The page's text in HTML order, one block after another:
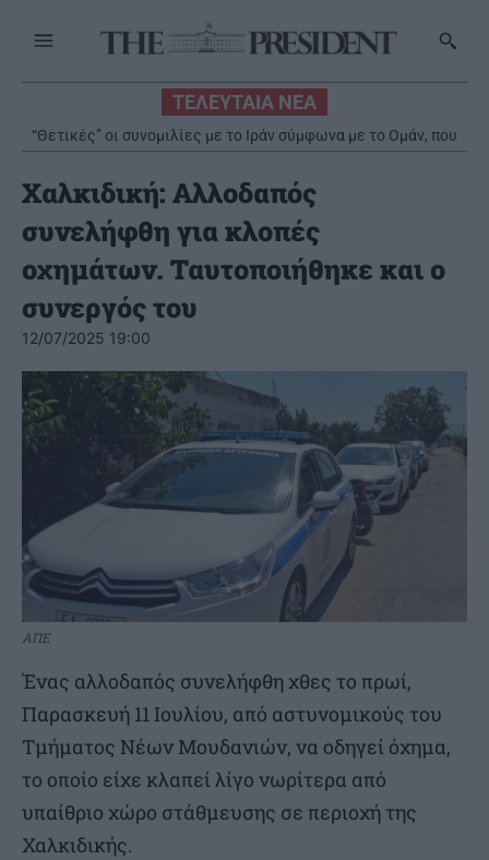
ΤΕΛΕΥΤΑΙΑ ΝΕΑ
“Θετικές” οι συνομιλίες με το Ιράν σύμφωνα με το Ομάν, που
προειδοποιεί για επιθέσεις σε πλοία
Χαλκιδική: Αλλοδαπός
συνελήφθη για κλοπές
οχημάτων. Ταυτοποιήθηκε και ο
συνεργός του
12/07/2025 19:00
ΑΠΕ
Ένας αλλοδαπός συνελήφθη χθες το πρωί,
Παρασκευή 11 Ιουλίου, από αστυνομικούς του
Τμήματος Νέων Μουδανιών, να οδηγεί όχημα,
το οποίο είχε κλαπεί λίγο νωρίτερα από
υπαίθριο χώρο στάθμευσης σε περιοχή της
Χαλκιδικής.